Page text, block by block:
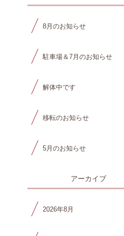
8月のお知らせ
駐車場＆7月のお知らせ
解体中です
移転のお知らせ
5月のお知らせ
アーカイブ
2026年8月